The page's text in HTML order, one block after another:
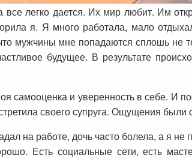
легко дается. Их мир любит. Им
я. Я много работала, мало
мужчины мне попадаются сплошь не
будущее. В результате
и уверенность в себе. И
своего супруга. Ощущения были
на работе, дочь часто болела, а я не
Есть социальные сети, есть